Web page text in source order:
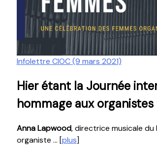
Infolettre CIOC (9 mars 2021)
Hier étant la Journée
hommage aux
Anna Lapwood, directrice musicale du
organiste … [plus]